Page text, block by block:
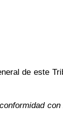
de este